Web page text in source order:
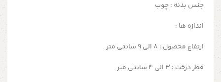
جنس بدنه : چوب
اندازه ها :
ارتفاع محصول : 8 الی 9 سانتی متر
قطر درخت : 3 الی 4 سانتی متر